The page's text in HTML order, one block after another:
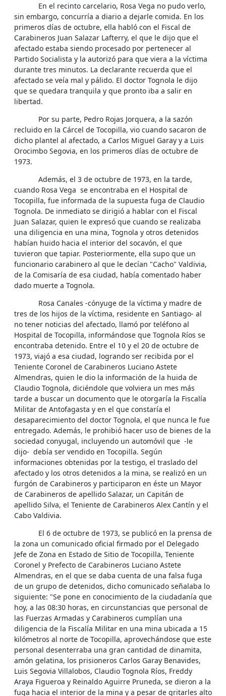
En el recinto carcelario, Rosa Vega no pudo verlo,
sin embargo, concurría a diario a dejarle comida. En los
primeros días de octubre, ella habló con el Fiscal de
Carabineros Juan Salazar Lafterry, el que le dijo que el
afectado estaba siendo procesado por pertenecer al
Partido Socialista y la autorizó para que viera a la víctima
durante tres minutos. La declarante recuerda que el
afectado se veía mal y pálido. El doctor Tognola le dijo
que se quedara tranquila y que pronto iba a salir en
libertad.
Por su parte, Pedro Rojas Jorquera, a la sazón
recluido en la Cárcel de Tocopilla, vio cuando sacaron de
dicho plantel al afectado, a Carlos Miguel Garay y a Luis
Orocimbo Segovia, en los primeros días de octubre de
1973.
Además, el 3 de octubre de 1973, en la tarde,
cuando Rosa Vega se encontraba en el Hospital de
Tocopilla, fue informada de la supuesta fuga de Claudio
Tognola. De inmediato se dirigió a hablar con el Fiscal
Juan Salazar, quien le expresó que cuando se realizaba
una diligencia en una mina, Tognola y otros detenidos
habían huido hacia el interior del socavón, el que
tuvieron que tapiar. Posteriormente, ella supo que un
funcionario carabinero al que le decían "Cacho" Valdivia,
de la Comisaría de esa ciudad, había comentado haber
dado muerte a Tognola.
Rosa Canales -cónyuge de la víctima y madre de
tres de los hijos de la víctima, residente en Santiago- al
no tener noticias del afectado, llamó por teléfono al
Hospital de Tocopilla, informándose que Tognola Ríos se
encontraba detenido. Entre el 10 y el 20 de octubre de
1973, viajó a esa ciudad, logrando ser recibida por el
Teniente Coronel de Carabineros Luciano Astete
Almendras, quien le dio la información de la huida de
Claudio Tognola, diciéndole que volviera un mes más
tarde a buscar un documento que le otorgaría la Fiscalía
Militar de Antofagasta y en el que constaría el
desaparecimiento del doctor Tognola, el que nunca le fue
entregado. Además, le prohibió hacer uso de bienes de la
sociedad conyugal, incluyendo un automóvil que -le
dijo- debía ser vendido en Tocopilla. Según
informaciones obtenidas por la testigo, el traslado del
afectado y los otros detenidos a la mina, se realizó en un
furgón de Carabineros y participaron en éste un Mayor
de Carabineros de apellido Salazar, un Capitán de
apellido Silva, el Teniente de Carabineros Alex Cantín y el
Cabo Valdivia.
El 6 de octubre de 1973, se publicó en la prensa de
la zona un comunicado oficial firmado por el Delegado
Jefe de Zona en Estado de Sitio de Tocopilla, Teniente
Coronel y Prefecto de Carabineros Luciano Astete
Almendras, en el que se daba cuenta de una falsa fuga
de un grupo de detenidos, dicho comunicado señalaba lo
siguiente: "Se pone en conocimiento de la ciudadanía que
hoy, a las 08:30 horas, en circunstancias que personal de
las Fuerzas Armadas y Carabineros cumplían una
diligencia de la Fiscalía Militar en una mina ubicada a 15
kilómetros al norte de Tocopilla, aprovechándose que este
personal desenterraba una gran cantidad de dinamita,
amón gelatina, los prisioneros Carlos Garay Benavides,
Luis Segovia Villalobos, Claudio Tognola Ríos, Freddy
Araya Figueroa y Reinaldo Aguirre Pruneda, se dieron a la
fuga hacia el interior de la mina y a pesar de gritarles alto